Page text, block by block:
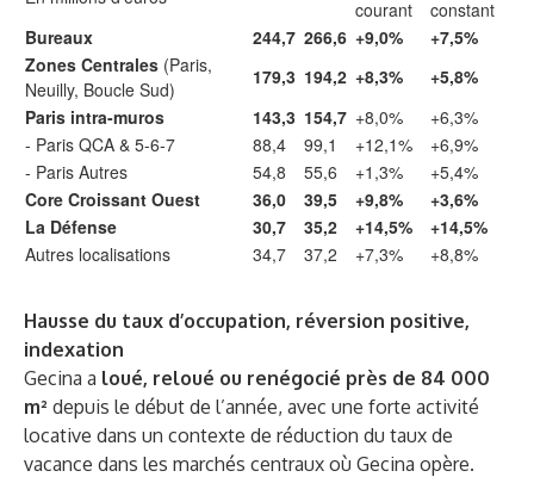
courant
constant
Bureaux
244,7 266,6 +9,0%
+7,5%
Zones Centrales (Paris,
Neuilly, Boucle Sud)
179,3 194,2 +8,3%
+5,8%
Paris intra-muros
143,3 154,7 +8,0%
+6,3%
- Paris QCA & 5-6-7
88,4 99,1 +12,1%
+6,9%
- Paris Autres
54,8 55,6 +1,3%
+5,4%
Core Croissant Ouest
36,0 39,5 +9,8%
+3,6%
La Défense
30,7 35,2 +14,5%
+14,5%
Autres localisations
34,7 37,2 +7,3% +8,8%
Hausse du taux d’occupation, réversion positive,
indexation
Gecina a loué, reloué ou renégocié près de 84 000
m² depuis le début de l’année, avec une forte activité
locative dans un contexte de réduction du taux de
vacance dans les marchés centraux où Gecina opère.